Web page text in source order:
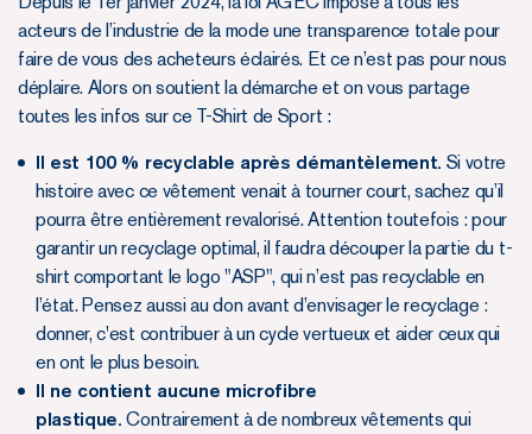
acteurs de l’industrie de la mode une transparence totale pour
faire de vous des acheteurs éclairés. Et ce n’est pas pour nous
déplaire. Alors on soutient la démarche et on vous partage
toutes les infos sur ce T-Shirt de Sport :
Il est 100 % recyclable après démantèlement. Si votre
histoire avec ce vêtement venait à tourner court, sachez qu’il
pourra être entièrement revalorisé. Attention toutefois : pour
garantir un recyclage optimal, il faudra découper la partie du t-
shirt comportant le logo "ASP", qui n’est pas recyclable en
l’état. Pensez aussi au don avant d’envisager le recyclage :
donner, c'est contribuer à un cycle vertueux et aider ceux qui
en ont le plus besoin.
Il ne contient aucune microfibre
plastique. Contrairement à de nombreux vêtements qui